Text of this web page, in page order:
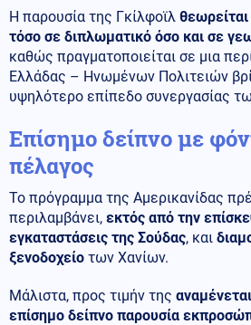
Η παρουσία της Γκίλφοϊλ θεωρείται
τόσο σε διπλωματικό όσο και σε
καθώς πραγματοποιείται σε μια
Ελλάδας – Ηνωμένων Πολιτειών
υψηλότερο επίπεδο συνεργασίας
Επίσημο δείπνο με
πέλαγος
Το πρόγραμμα της Αμερικανίδας
περιλαμβάνει, εκτός από την
εγκαταστάσεις της Σούδας, και
ξενοδοχείο των Χανίων.
Μάλιστα, προς τιμήν της
επίσημο δείπνο παρουσία